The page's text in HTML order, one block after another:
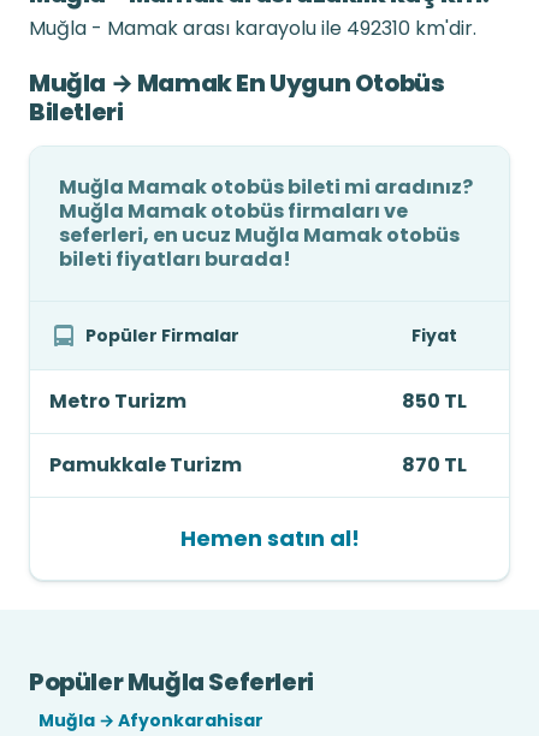
Muğla - Mamak arası karayolu ile 492310 km'dir.
Muğla → Mamak En Uygun Otobüs
Biletleri
Muğla Mamak otobüs bileti mi aradınız?
Muğla Mamak otobüs firmaları ve
seferleri, en ucuz Muğla Mamak otobüs
bileti fiyatları burada!
Popüler Firmalar Fiyat
Metro Turizm 850 TL
Pamukkale Turizm 870 TL
Hemen satın al!
Popüler Muğla Seferleri
Muğla → Afyonkarahisar